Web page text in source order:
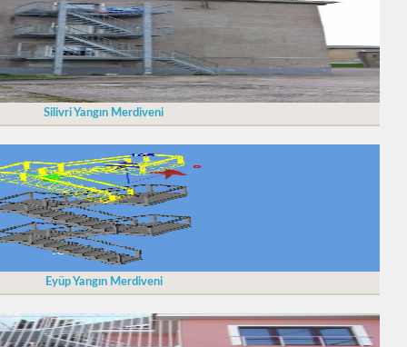
Silivri Yangın Merdiveni
Eyüp Yangın Merdiveni